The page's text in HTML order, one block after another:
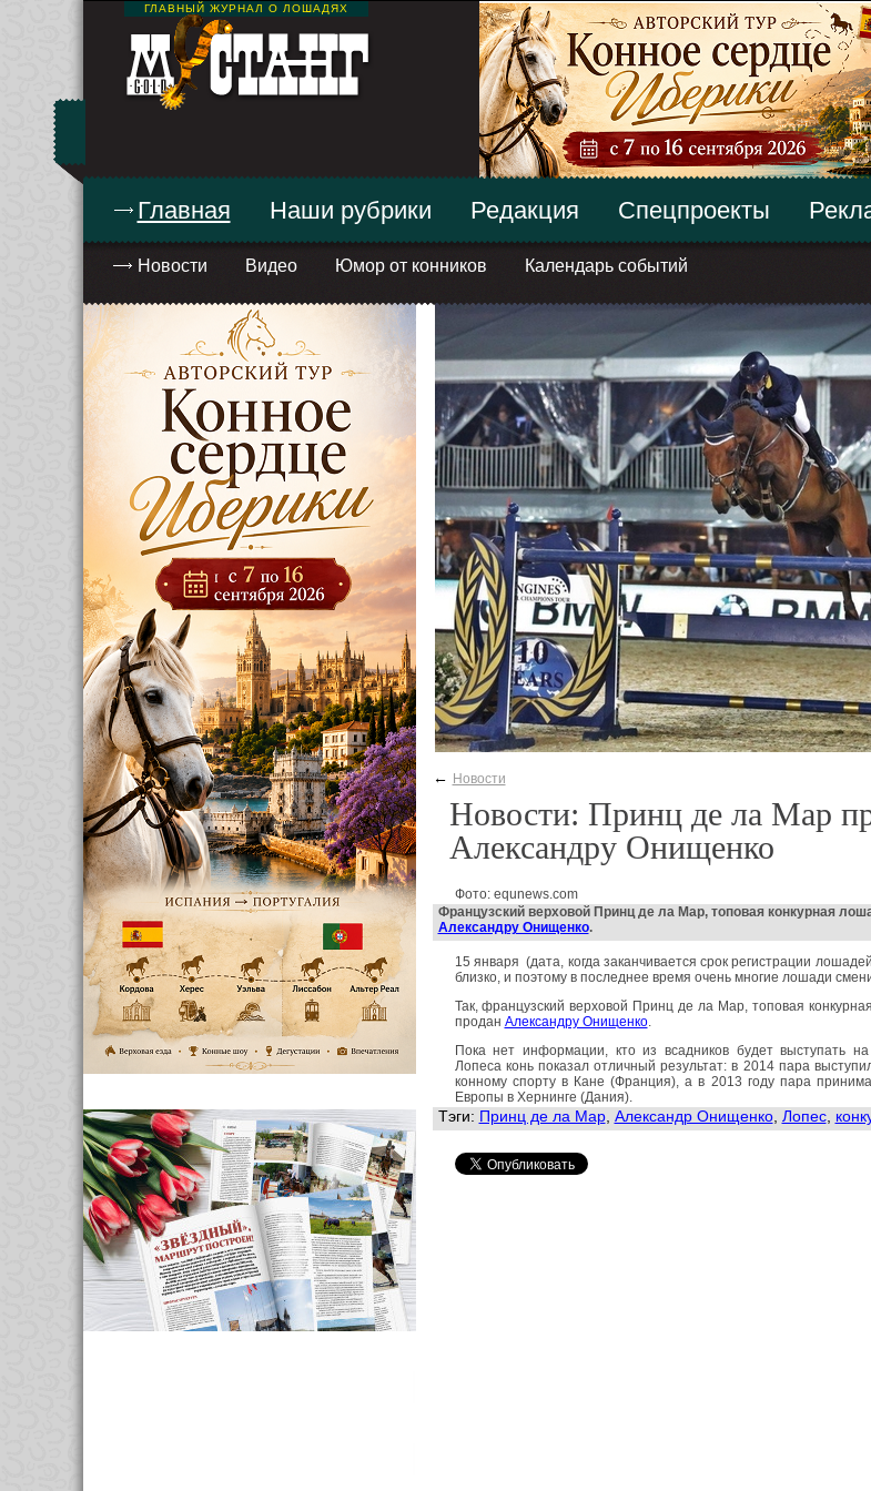
ГЛАВНЫЙ ЖУРНАЛ О ЛОШАДЯХ
Главная
Новости Видео Юмор от конников Календарь событий
Наши рубрики Редакция Спецпроекты
← Новости
Новости: Принц де ла Мар
Александру Онищенко
Фото: equnews.com
Французский верховой Принц де ла Мар, топовая конкурная
Александру Онищенко.
15 января (дата, когда заканчивается срок регистрации
близко, и поэтому в последнее время очень многие лошади
Так, французский верховой Принц де ла Мар, топовая
продан Александру Онищенко.
Пока нет информации, кто из всадников будет выступать
Лопеса конь показал отличный результат: в 2014 пара
конному спорту в Кане (Франция), а в 2013 году пара
Европы в Хернинге (Дания).
Тэги: Принц де ла Мар, Александр Онищенко, Лопес,